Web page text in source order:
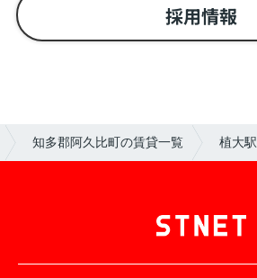
採用情報
知多郡阿久比町の賃貸一覧 植大駅